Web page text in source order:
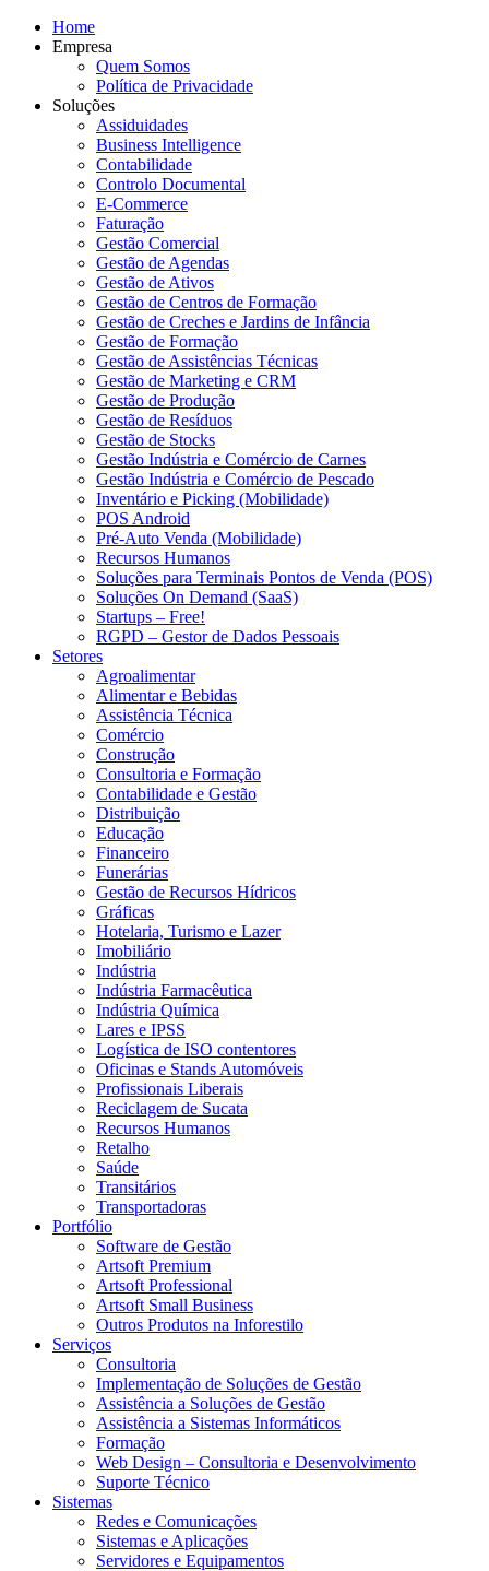
Home
Empresa
Quem Somos
Política de Privacidade
Soluções
Assiduidades
Business Intelligence
Contabilidade
Controlo Documental
E-Commerce
Faturação
Gestão Comercial
Gestão de Agendas
Gestão de Ativos
Gestão de Centros de Formação
Gestão de Creches e Jardins de Infância
Gestão de Formação
Gestão de Assistências Técnicas
Gestão de Marketing e CRM
Gestão de Produção
Gestão de Resíduos
Gestão de Stocks
Gestão Indústria e Comércio de Carnes
Gestão Indústria e Comércio de Pescado
Inventário e Picking (Mobilidade)
POS Android
Pré-Auto Venda (Mobilidade)
Recursos Humanos
Soluções para Terminais Pontos de Venda (POS)
Soluções On Demand (SaaS)
Startups – Free!
RGPD – Gestor de Dados Pessoais
Setores
Agroalimentar
Alimentar e Bebidas
Assistência Técnica
Comércio
Construção
Consultoria e Formação
Contabilidade e Gestão
Distribuição
Educação
Financeiro
Funerárias
Gestão de Recursos Hídricos
Gráficas
Hotelaria, Turismo e Lazer
Imobiliário
Indústria
Indústria Farmacêutica
Indústria Química
Lares e IPSS
Logística de ISO contentores
Oficinas e Stands Automóveis
Profissionais Liberais
Reciclagem de Sucata
Recursos Humanos
Retalho
Saúde
Transitários
Transportadoras
Portfólio
Software de Gestão
Artsoft Premium
Artsoft Professional
Artsoft Small Business
Outros Produtos na Inforestilo
Serviços
Consultoria
Implementação de Soluções de Gestão
Assistência a Soluções de Gestão
Assistência a Sistemas Informáticos
Formação
Web Design – Consultoria e Desenvolvimento
Suporte Técnico
Sistemas
Redes e Comunicações
Sistemas e Aplicações
Servidores e Equipamentos